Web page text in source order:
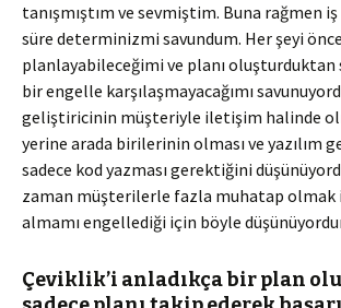
tanışmıştım ve sevmiştim. Buna rağmen
süre determinizmi savundum. Her şeyi
planlayabileceğimi ve planı oluşturduktan
bir engelle karşılaşmayacağımı
geliştiricinin müşteriyle iletişim halinde
yerine arada birilerinin olması ve yazılım
sadece kod yazması gerektiğini
zaman müşterilerle fazla muhatap olmak
almamı engellediği için böyle
Çeviklik’i anladıkça bir plan